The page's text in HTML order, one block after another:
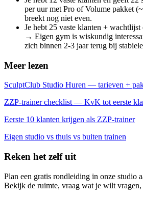
per uur met Pro of Volume pakket
breekt nog niet even.
Je hebt 25 vaste klanten + wachtlijst
→ Eigen gym is wiskundig
zich binnen 2-3 jaar terug bij
Meer lezen
SculptClub Studio Huren — tarieven +
ZZP-trainer checklist — KvK tot eerste
Eerste 10 klanten krijgen als ZZP-trainer
Eigen studio vs thuis vs buiten trainen
Reken het zelf uit
Plan een gratis rondleiding in onze studio
Bekijk de ruimte, vraag wat je wilt